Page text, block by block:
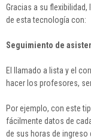
Gracias a su
de esta tecnología con:
Seguimiento de
El llamado a lista y el
hacer los profesores,
Por ejemplo, con este
fácilmente datos de
de sus horas de